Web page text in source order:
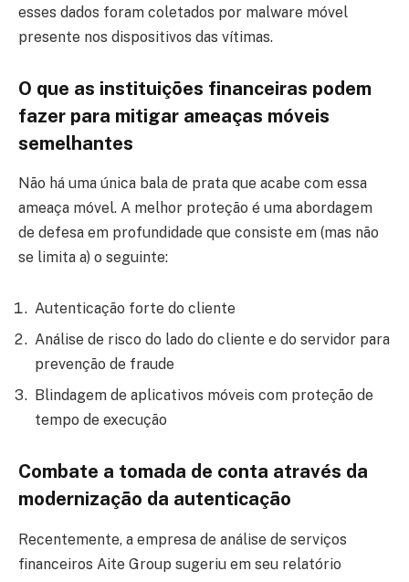
esses dados foram coletados por malware móvel
presente nos dispositivos das vítimas.
O que as instituições financeiras podem
fazer para mitigar ameaças móveis
semelhantes
Não há uma única bala de prata que acabe com essa
ameaça móvel. A melhor proteção é uma abordagem
de defesa em profundidade que consiste em (mas não
se limita a) o seguinte:
Autenticação forte do cliente
Análise de risco do lado do cliente e do servidor para
prevenção de fraude
Blindagem de aplicativos móveis com proteção de
tempo de execução
Combate a tomada de conta através da
modernização da autenticação
Recentemente, a empresa de análise de serviços
financeiros Aite Group sugeriu em seu relatório